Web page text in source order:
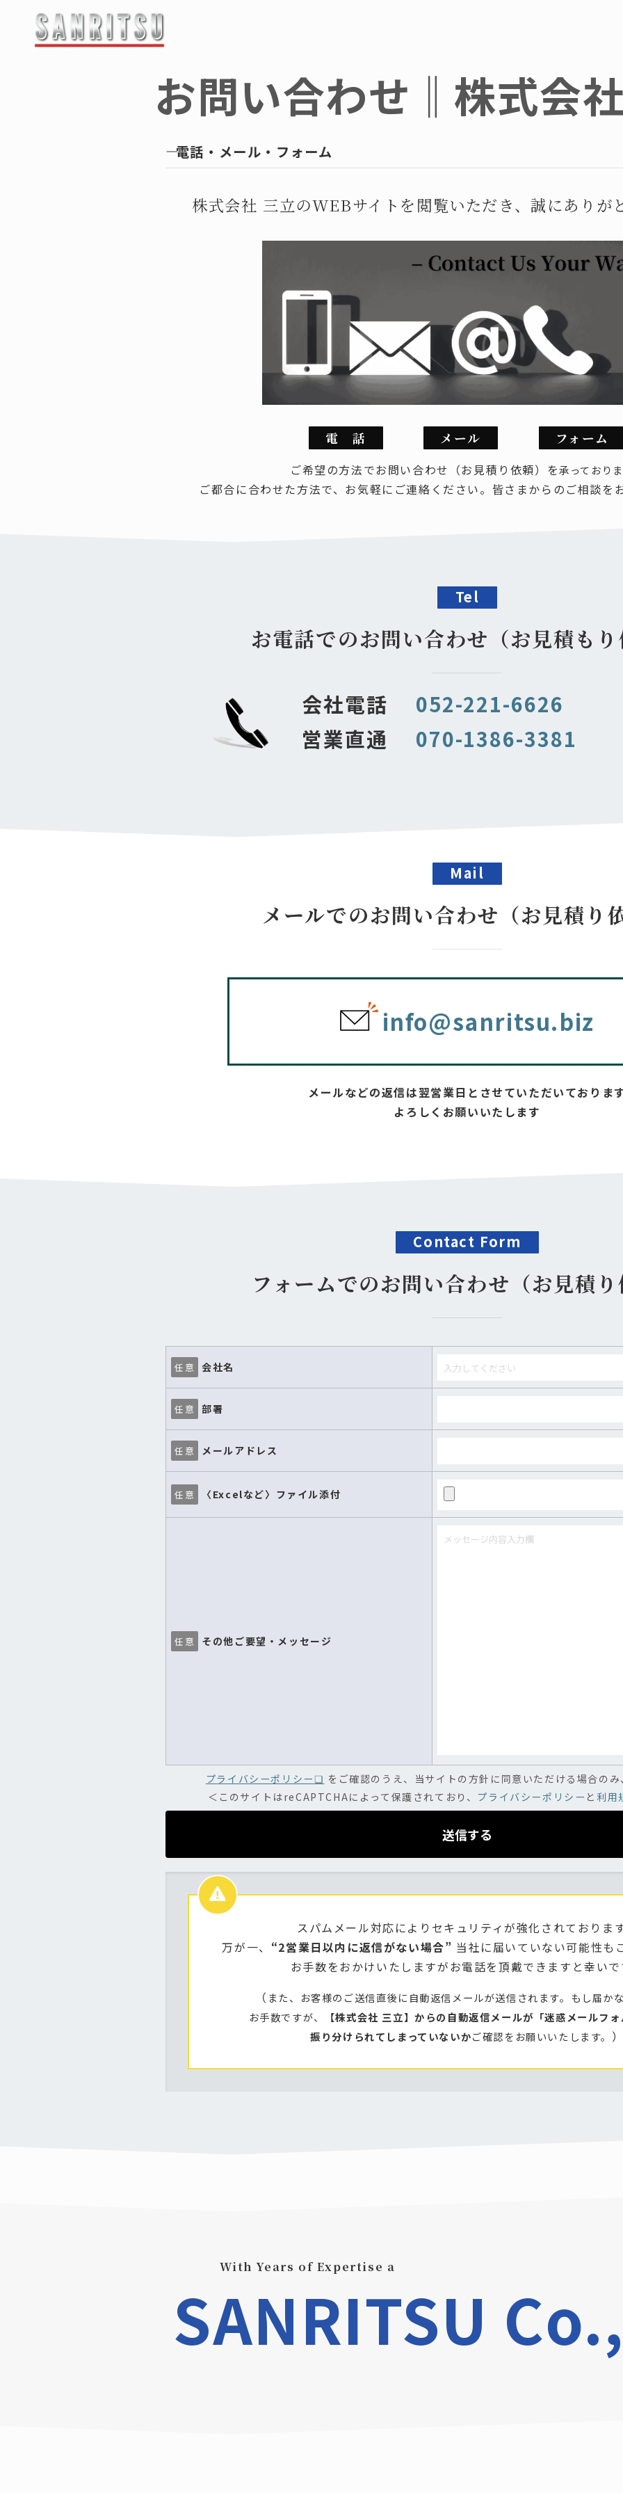
最新情報・お知らせ
（お急ぎの
企業情報
会社概要
マンホール蓋
鋳物蓋（FCD）
縞鋼板蓋（SS）
-------------------
鋳物蓋｜特注品一覧
技術資料
鋳物製品
事業内容
制作事例
外部サイト
三鋼テクノ
（三立既製品販売・設置）
ご利
作図制
建築積
２D作
お問い合わせ‖株式会
―――電話・メール・フォーム
株式会社 三立のWEBサイトを閲覧いただき、誠にありが
電 話 メール フォーム
ご希望の方法でお問い合わせ（お見積り依頼）を承っており
ご都合に合わせた方法で、お気軽にご連絡ください。皆さまからのご相談を
Tel
お電話でのお問い合わせ（お見積も
会社電話
052-221-6626
営業直通 070-1386-3381
Mail
メールでのお問い合わせ（お見積り
info@sanritsu.biz
メールなどの返信は翌営業日とさせていただいておりま
よろしくお願いいたします
Contact Form
フォームでのお問い合わせ（お見積
任意 会社名
任意 部署
任意 メールアドレス
任意 〈Excelなど〉ファイル添付
任意 その他ご要望・メッセージ
プライバシーポリシー❏ をご確認のうえ、当サイトの方針に同意いただける場合の
＜このサイトはreCAPTCHAによって保護されており、 プライバシーポリシー と 利用
スパムメール対応によりセキュリティが強化されておりま
万が一、 “2営業日以内に返信がない場合” 当社に届いていない可能性も
お手数をおかけいたしますがお電話を頂戴できますと幸いで
（ また、お客様のご送信直後に自動返信メールが送信されます。もし届か
お手数ですが、
【株式会社 三立】からの自動返信メールが「迷惑メールフ
振り分けられてしまっていないかご確認をお願いいたします。
With Years of Expertise and T
SANRITSU